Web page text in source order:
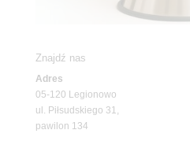
Znajdź nas
Adres
05-120 Legionowo
ul. Piłsudskiego 31,
pawilon 134